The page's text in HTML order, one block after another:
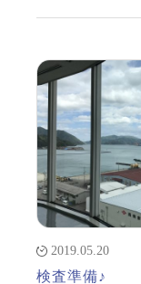
2019.05.20
検査準備♪